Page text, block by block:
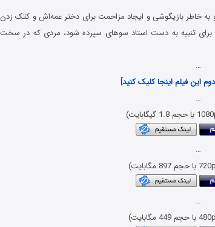
خاطر بازیگوشی و ایجاد مزاحمت برای دختر عمه‌اش و کتک زدن
تنبیه به دست استاد سوهای سپرده شود، مردی که در سخت
…
این فیلم اینجا کلیک کنید]
…
…
…